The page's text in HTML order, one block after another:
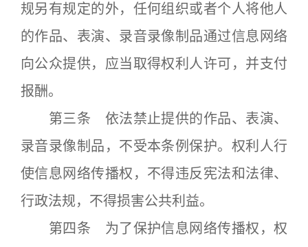
规另有规定的外，任何组织或者个人将他人
的作品、表演、录音录像制品通过信息网络
向公众提供，应当取得权利人许可，并支付
报酬。
第三条 依法禁止提供的作品、表演、
录音录像制品，不受本条例保护。权利人行
使信息网络传播权，不得违反宪法和法律、
行政法规，不得损害公共利益。
第四条 为了保护信息网络传播权，权